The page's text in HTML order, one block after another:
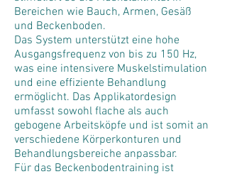
Bereichen wie Bauch, Armen, Gesäß
und Beckenboden.
Das System unterstützt eine hohe
Ausgangsfrequenz von bis zu 150 Hz,
was eine intensivere Muskelstimulation
und eine effiziente Behandlung
ermöglicht. Das Applikatordesign
umfasst sowohl flache als auch
gebogene Arbeitsköpfe und ist somit an
verschiedene Körperkonturen und
Behandlungsbereiche anpassbar.
Für das Beckenbodentraining ist